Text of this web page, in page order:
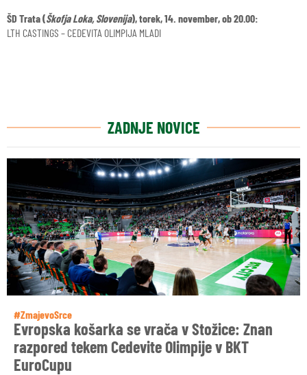
ŠD Trata (Škofja Loka, Slovenija), torek, 14. november, ob 20.00:
LTH CASTINGS – CEDEVITA OLIMPIJA MLADI
ZADNJE NOVICE
#ZmajevoSrce
Evropska košarka se vrača v Stožice: Znan
razpored tekem Cedevite Olimpije v BKT
EuroCupu